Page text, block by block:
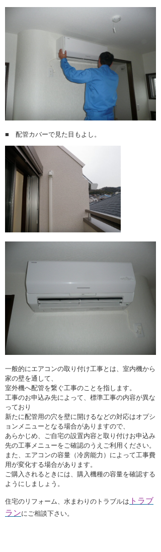
■ 配管カバーで見た目もよし。
一般的にエアコンの取り付け工事とは、室内機から
家の壁を通して、
室外機へ配管を繋ぐ工事のことを指します。
工事のお申込み先によって、標準工事の内容が異な
っており
新たに配管用の穴を壁に開けるなどの対応はオプシ
ョンメニューとなる場合がありますので、
あらかじめ、ご自宅の設置内容と取り付けお申込み
先の工事メニューをご確認のうえご利用ください。
また、エアコンの容量（冷房能力）によって工事費
用が変化する場合があります。
ご購入されるときには、購入機種の容量を確認する
ようにしましょう。
住宅のリフォーム、水まわりのトラブルは トラブ
ランにご相談下さい。